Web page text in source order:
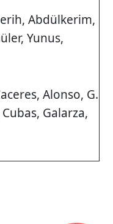
Abdülkerim,
Yunus,
Alonso, G.
Galarza,